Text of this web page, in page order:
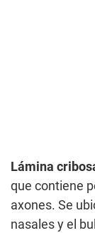
Lámina
que contiene
axones. Se
nasales y el